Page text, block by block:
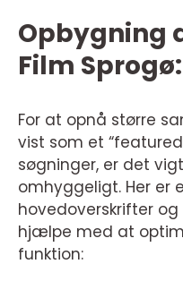
Opbygning
Film Sprogø:
For at opnå større
vist som et
søgninger, er det
omhyggeligt. Her er
hovedoverskrifter
hjælpe med at
funktion: